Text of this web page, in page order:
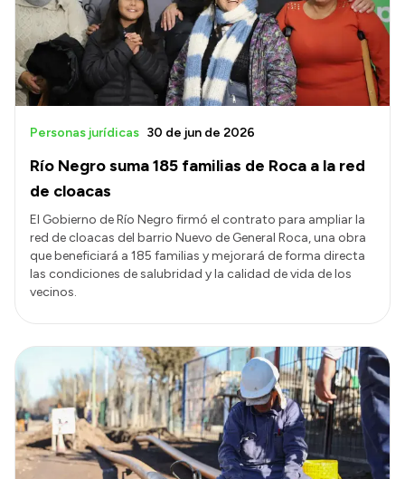
Río Negro suma 185 familias de Roca a la red
de cloacas
Personas jurídicas 30 de jun de 2026
El Gobierno de Río Negro firmó el contrato para ampliar la
red de cloacas del barrio Nuevo de General Roca, una obra
que beneficiará a 185 familias y mejorará de forma directa
las condiciones de salubridad y la calidad de vida de los
vecinos.